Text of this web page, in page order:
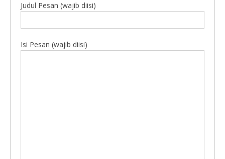
Judul Pesan (wajib diisi)
Isi Pesan (wajib diisi)